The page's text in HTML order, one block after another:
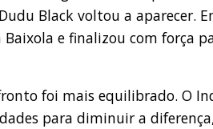
Black voltou a aparecer.
e finalizou com força
foi mais equilibrado. O
para diminuir a